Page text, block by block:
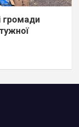
громади